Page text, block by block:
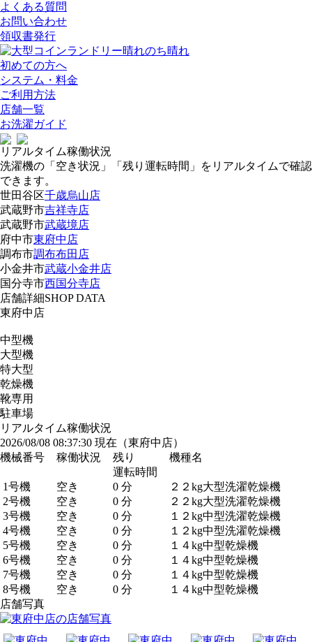
よくある質問
お問い合わせ
領収書発行
初めての方へ
システム・料金
ご利用方法
店舗一覧
お洗濯ガイド
リアルタイム稼働状況
洗濯機の「 空き状況 」「 残り運転時間 」をリアルタイムで確認
できます。
世田谷区千歳烏山店
武蔵野市吉祥寺店
武蔵野市武蔵境店
府中市東府中店
調布市調布布田店
小金井市武蔵小金井店
国分寺市西国分寺店
店舗詳細SHOP DATA
東府中店
中型機
大型機
特大型
乾燥機
靴専用
駐車場
リアルタイム稼働状況
2026/08/08 08:37:30 現在（東府中店）
機械番号
稼働状況
残り
運転時間
機種名
1号機 空き 0 分
２２kg大型洗濯乾燥機
2号機
空き 0 分
２２kg大型洗濯乾燥機
3号機
空き 0 分
１２kg中型洗濯乾燥機
4号機
空き 0 分
１２kg中型洗濯乾燥機
5号機
空き 0 分
１４kg中型乾燥機
6号機
空き 0 分
１４kg中型乾燥機
7号機
空き 0 分
１４kg中型乾燥機
8号機
空き 0 分
１４kg中型乾燥機
店舗写真